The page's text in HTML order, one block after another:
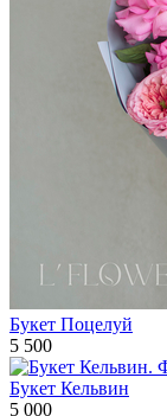
Букет Поцелуй
5 500
Букет Кельвин
5 000